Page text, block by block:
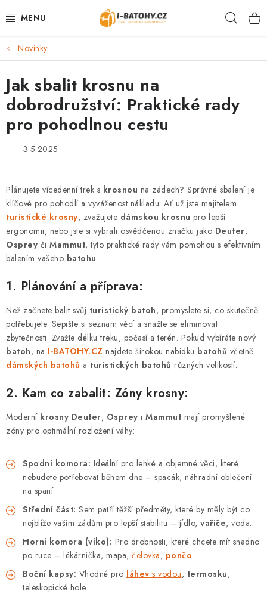
na
VÝPRODEJ %
BATOHY
TAŠKY, KABELKY
CESTOVNÍ ZAVAZADLA
PENĚŽENKY
DOPLŇKY A PŘÍSLUŠENSTVÍ
Doprava a platba Vše o nákupu Kontakty
Poradna
O nás
Blog
Novinky
Jak sbalit krosnu na
dobrodružství: Praktické rady
pro pohodlnou cestu
3.5.2025
Plánujete vícedenní trek s krosnou na zádech? Správné sbalení je
klíčové pro pohodlí a vyváženost nákladu. Ať už jste majitelem
turistické krosny, zvažujete dámskou krosnu pro lepší
ergonomii, nebo jste si vybrali osvědčenou značku jako Deuter,
Osprey či Mammut, tyto praktické rady vám pomohou s efektivním
balením vašeho batohu.
1. Plánování a příprava:
Než začnete balit svůj turistický batoh, promyslete si, co skutečně
potřebujete. Sepište si seznam věcí a snažte se eliminovat
zbytečnosti. Zvažte délku treku, počasí a terén. Pokud vybíráte nový
batoh, na I-BATOHY.CZ najdete širokou nabídku batohů včetně
dámských batohů a turistických batohů různých velikostí.
2. Kam co zabalit: Zóny krosny:
Moderní krosny Deuter, Osprey i Mammut mají promyšlené
zóny pro optimální rozložení váhy:
Spodní komora: Ideální pro lehké a objemné věci, které
nebudete potřebovat během dne – spacák, náhradní oblečení
na spaní.
Střední část: Sem patří těžší předměty, které by měly být co
nejblíže vašim zádům pro lepší stabilitu – jídlo, vařiče, voda.
Horní komora (víko): Pro drobnosti, které chcete mít snadno
po ruce – lékárnička, mapa, čelovka, pončo.
Boční kapsy: Vhodné pro láhev s vodou, termosku,
teleskopické hole.